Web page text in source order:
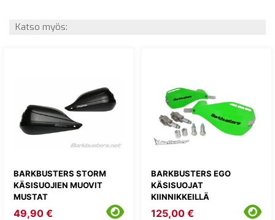
Katso myös:
BARKBUSTERS STORM
KÄSISUOJIEN MUOVIT
MUSTAT
49,90 €
BARKBUSTERS EGO
KÄSISUOJAT
KIINNIKKEILLÄ
125,00 €